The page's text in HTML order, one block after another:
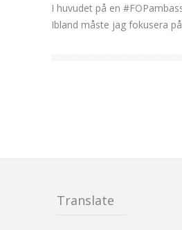
I huvudet på en
Ibland måste jag fokusera
Translate